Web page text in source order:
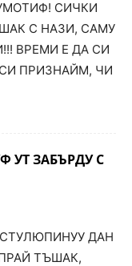
СИЧКИ
С НАЗИ, САМУ
ВРЕМИ Е ДА СИ
ПРИЗНАЙМ, ЧИ
УТ ЗАБЪРДУ С
ДАН
ТЪШАК,